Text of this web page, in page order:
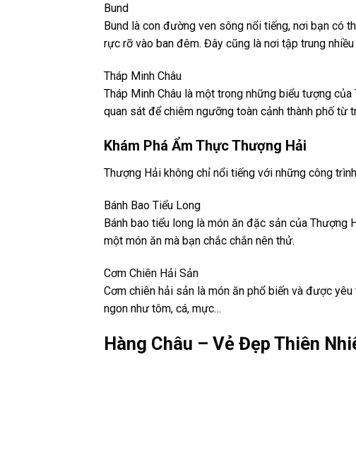
Bund
Bund là con đường ven sông nổi tiếng, nơi bạn có
rực rỡ vào ban đêm. Đây cũng là nơi tập trung
Tháp Minh Châu
Tháp Minh Châu là một trong những biểu tượng
quan sát để chiêm ngưỡng toàn cảnh thành phố từ
Khám Phá Ẩm Thực Thượng Hải
Thượng Hải không chỉ nổi tiếng với những công
Bánh Bao Tiểu Long
Bánh bao tiểu long là món ăn đặc sản của Thượng
một món ăn mà bạn chắc chắn nên thử.
Cơm Chiên Hải Sản
Cơm chiên hải sản là món ăn phổ biến và được
ngon như tôm, cá, mực…
Hàng Châu – Vẻ Đẹp Thiên